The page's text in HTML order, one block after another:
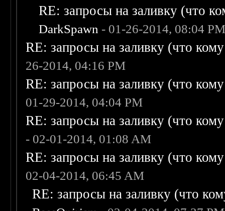
RE: запросы на заливку (что
DarkSpawn - 01-26-2014, 08:04
RE: запросы на заливку (что
26-2014, 04:16 PM
RE: запросы на заливку (что
01-29-2014, 04:04 PM
RE: запросы на заливку (что
- 02-01-2014, 01:08 AM
RE: запросы на заливку (что
02-04-2014, 06:45 AM
RE: запросы на заливку (что